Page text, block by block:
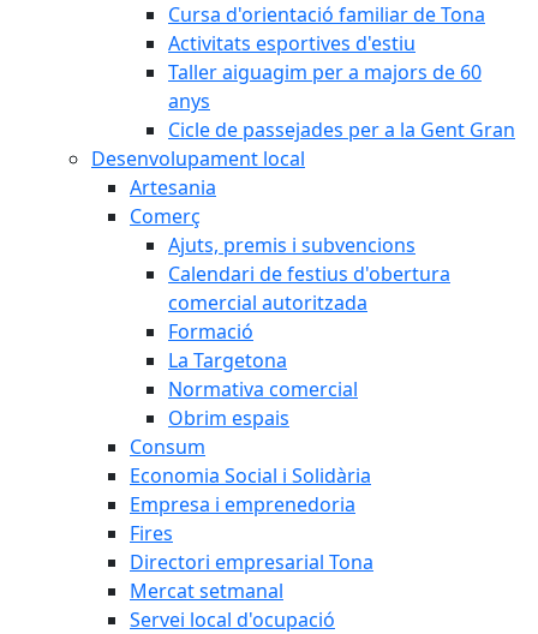
Cursa d'orientació familiar de Tona
Activitats esportives d'estiu
Taller aiguagim per a majors de 60
anys
Cicle de passejades per a la Gent Gran
Desenvolupament local
Artesania
Comerç
Ajuts, premis i subvencions
Calendari de festius d'obertura
comercial autoritzada
Formació
La Targetona
Normativa comercial
Obrim espais
Consum
Economia Social i Solidària
Empresa i emprenedoria
Fires
Directori empresarial Tona
Mercat setmanal
Servei local d'ocupació